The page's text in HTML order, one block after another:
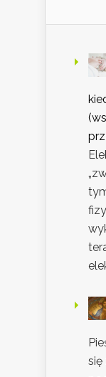
się